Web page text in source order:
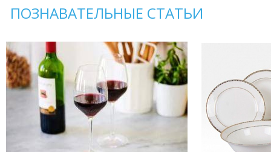
ПОЗНАВАТЕЛЬНЫЕ СТАТЬИ